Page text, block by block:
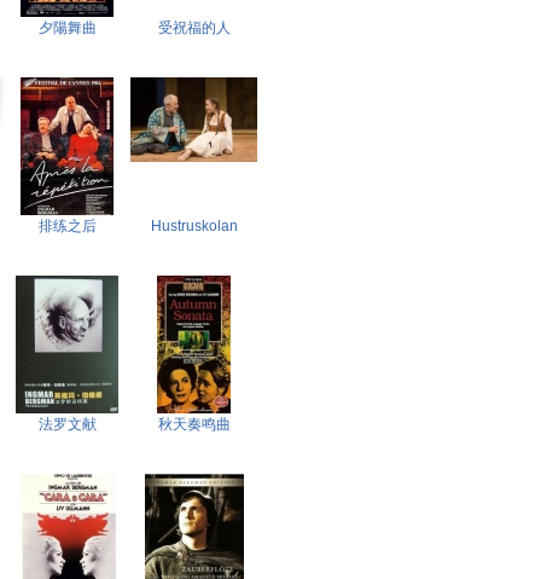
夕陽舞曲 受祝福的人
排练之后 Hustruskolan
法罗文献 秋天奏鸣曲